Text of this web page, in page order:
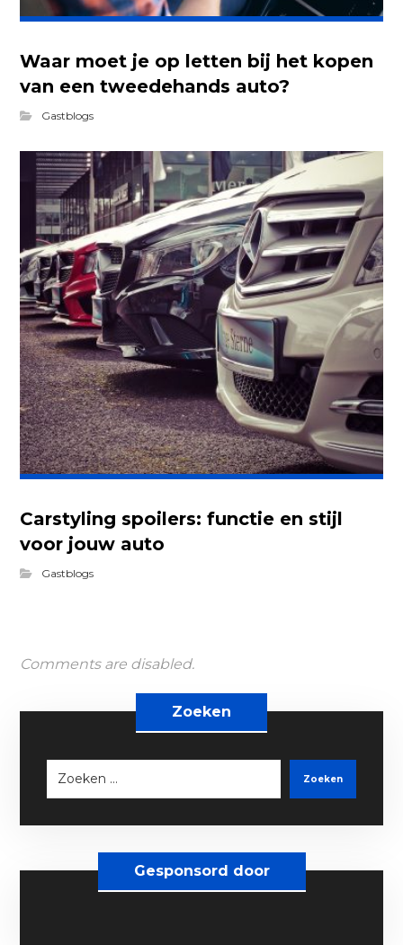
Waar moet je op letten bij het kopen
van een tweedehands auto?
Gastblogs
Carstyling spoilers: functie en stijl
voor jouw auto
Gastblogs
Comments are disabled.
Zoeken
Zoeken
Gesponsord door